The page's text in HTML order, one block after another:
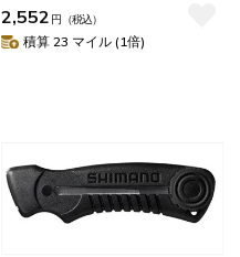
2,552 円 （税込）
積算 23 マイル (1倍)